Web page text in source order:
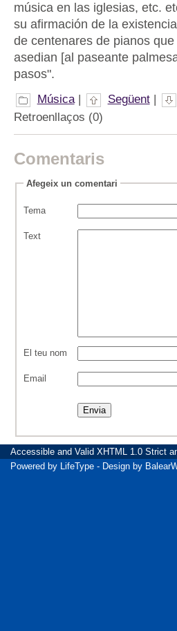
música en las iglesias, etc.
su afirmación de la
de centenares de pianos
asedian [al paseante
pasos".
Música| Següent|
Retroenllaços (0)
Comentaris
Afegeix un comentari
Tema
Text
El teu nom
Email
Accessible and Valid XHTML 1.0 Strict
Powered by LifeType - Design by